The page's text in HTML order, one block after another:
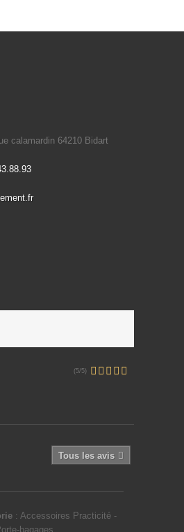
calamardin 64210 Bidart
(5/5)
Tous les avis
: Accessoires Practicité-
bagages